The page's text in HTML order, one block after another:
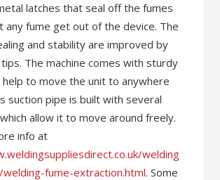
latches that seal off the fumes
any fume get out of the device. The
and stability are improved by
The machine comes with sturdy
to move the unit to anywhere
suction pipe is built with several
allow it to move around freely.
info at
welding
fume-extraction.html. Some